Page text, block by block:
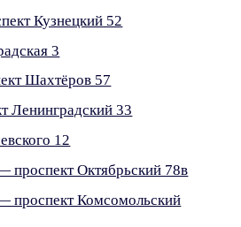
Кузнецкий 52
3
Шахтёров 57
Ленинградский 33
12
проспект Октябрьский 78в
проспект Комсомольский